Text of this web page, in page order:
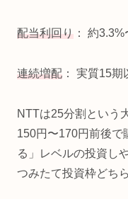
配当利回り ： 約
連続増配 ： 実質15期
NTTは25分割という
150円〜170円前後で
る」レベルの投資し
つみたて投資枠どち